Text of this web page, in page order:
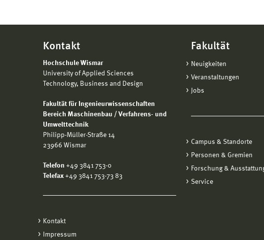
Kontakt
Hochschule Wismar
University of Applied Sciences
Technology, Business and Design
Fakultät für Ingenieurwissenschaften
Bereich Maschinenbau / Verfahrens- und
Umwelttechnik
Philipp-Müller-Straße 14
23966 Wismar
Telefon +49 3841 753-0
Telefax +49 3841 753-73 83
Kontakt
Impressum
Fakultät
Neuigkeiten
Veranstaltungen
Jobs
Campus & Standorte
Personen & Gremien
Forschung &
Service